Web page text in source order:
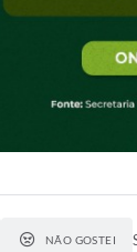
NÃO GOSTEI